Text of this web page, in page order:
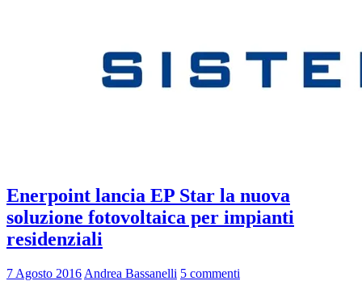
Enerpoint lancia EP Star la nuova
soluzione fotovoltaica per impianti
residenziali
7 Agosto 2016 Andrea Bassanelli 5 commenti